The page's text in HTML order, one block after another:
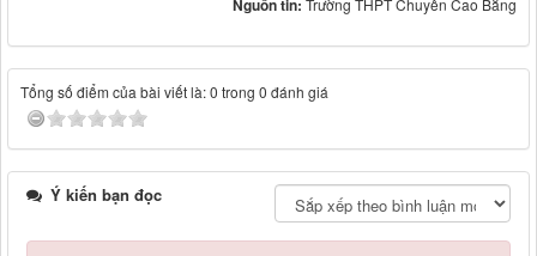
Nguồn tin: Trường THPT Chuyên Cao Bằng
Tổng số điểm của bài viết là: 0 trong 0 đánh giá
Ý kiến bạn đọc